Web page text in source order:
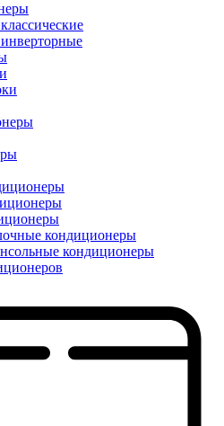
кондиционеры
кондиционеры